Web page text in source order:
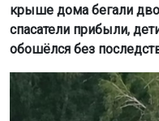
крыше дома бегали
спасатели прибыли,
обошёлся без